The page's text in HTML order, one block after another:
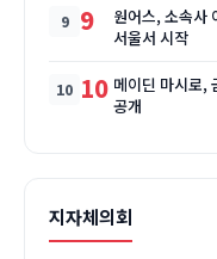
9
원어스, 소속사
서울서 시작
10 메이딘 마시로,
공개
지자체의회